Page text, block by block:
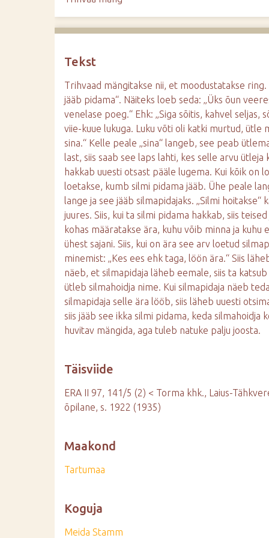
Tekst
Trihvaad mängitakse nii, et moodustatakse
jääb pidama“. Näiteks loeb seda: „Üks õun
venelase poeg.“ Ehk: „Siga sõitis, kahvel seljas,
viie-kuue lukuga. Luku võti oli katki murtud, ütle
sina.“ Kelle peale „sina“ langeb, see peab
last, siis saab see laps lahti, kes selle arvu ütleja
hakkab uuesti otsast pääle lugema. Kui kõik on
loetakse, kumb silmi pidama jääb. Ühe peale
lange ja see jääb silmapidajaks. „Silmi
juures. Siis, kui ta silmi pidama hakkab, siis
kohas määratakse ära, kuhu võib minna ja
ühest sajani. Siis, kui on ära see arv loetud
minemist: „Kes ees ehk taga, löön ära.“ Siis
näeb, et silmapidaja läheb eemale, siis ta
ütleb silmahoidja nime. Kui silmapidaja näeb
silmapidaja selle ära lööb, siis läheb uuesti
siis jääb see ikka silmi pidama, keda
huvitav mängida, aga tuleb natuke palju joosta.
Täisviide
ERA II 97, 141/5 (2) < Torma khk., Laius-
õpilane, s. 1922 (1935)
Maakond
Tartumaa
Koguja
Meida Stamm